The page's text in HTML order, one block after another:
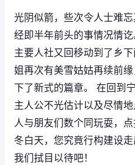
光阴似箭，些次令人士难
经即半年前头的事情况情
主要人社又回移动到了乡
姐再次有美雪姑姑再续前
下了新式的篇章。 在回到
主人公不光估计以及尽情
人与朋友们数个同玩耍，
冬白天，您究竟行构建设
我们拭目以待吧！